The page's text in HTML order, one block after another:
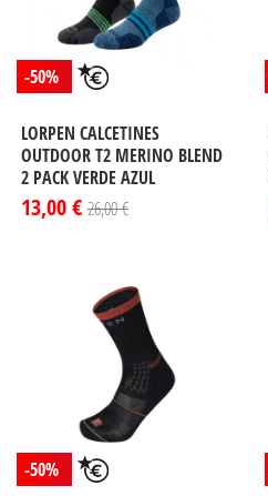
-50%
LORPEN CALCETINES
OUTDOOR T2 MERINO BLEND
2 PACK VERDE AZUL
13,00 € 26,00 €
-50%